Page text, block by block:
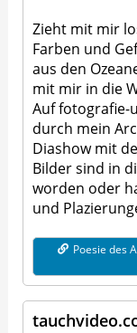
Zieht mit mir
Farben und
aus den
mit mir in die
Auf fotografie-
durch mein
Diashow mit
Bilder sind in
worden oder
und
Poesie des